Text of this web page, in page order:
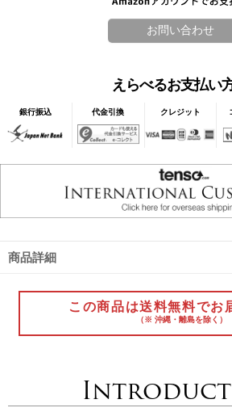
えらべるお支払い
銀行振込 代金引換 クレジット
商品詳細
この商品は送料無料でお
（※ 沖縄・離島を除く）